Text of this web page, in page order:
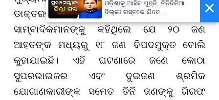
ଡାକ୍ତରଖାନା ପରିଦର୍ଶନ କରିଥିଲେ। ଅଧିକାରୀ
ସାମ୍ବାଦିକମାନଙ୍କୁ କହିଥିଲେ ଯେ ୨୦ ଜଣ
ଆହତଙ୍କ ମଧ୍ୟରୁ ୧୮ ଜଣ ବିପଦମୁକ୍ତ ବୋଲି
କୁହାଯାଇଛି। ଏହି ଘଟଣାରେ ଜଣେ କୋଠା
ସୁପରଭାଇଜର ଏବଂ ଦୁଇଜଣ ଶ୍ରମିକ
ଯୋଗାଣକାରୀଙ୍କ ସମେତ ତିନି ଜଣଙ୍କୁ ଗିରଫ
×
ଓଡ଼ିଶାକୁ ଆସିବ ପୁଞ୍ଜି, ତିନିଦିନିଆ
ଦିଲ୍ଲୀ ଗସ୍ତରେ ଯିବେ